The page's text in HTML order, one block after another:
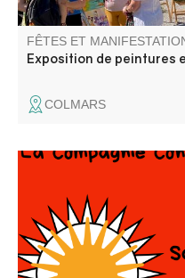
FÊTES ET
Exposition de peintures
COLMARS